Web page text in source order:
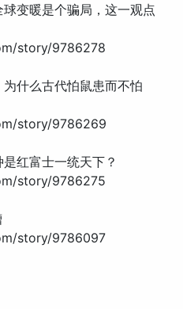
变暖是个骗局，这一观点
story/9786278
什么古代怕鼠患而不怕
story/9786269
红富士一统天下？
story/9786275
story/9786097